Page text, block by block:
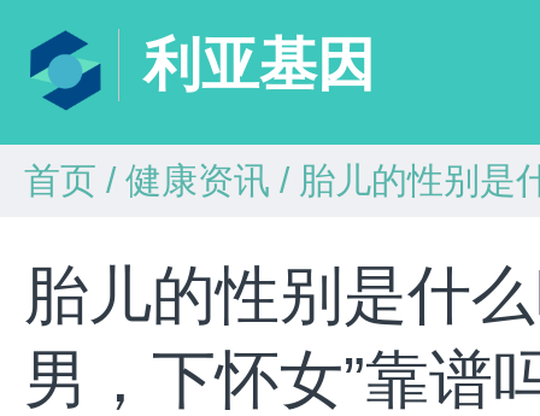
利亚基因
首页 / 健康资讯 / 胎儿的性别是什
胎儿的性别是什
男，下怀女”靠谱